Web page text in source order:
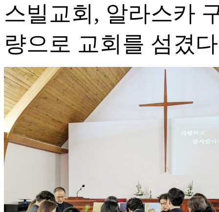
스빌교회, 알라스카
량으로 교회를 섬겼